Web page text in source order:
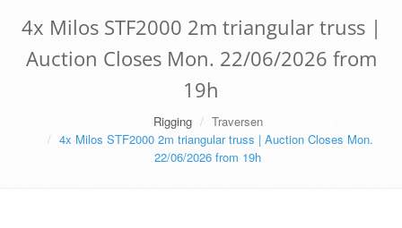
4x Milos STF2000 2m triangular truss |
Auction Closes Mon. 22/06/2026 from
19h
Rigging
Traversen
4x Milos STF2000 2m triangular truss | Auction Closes Mon.
22/06/2026 from 19h